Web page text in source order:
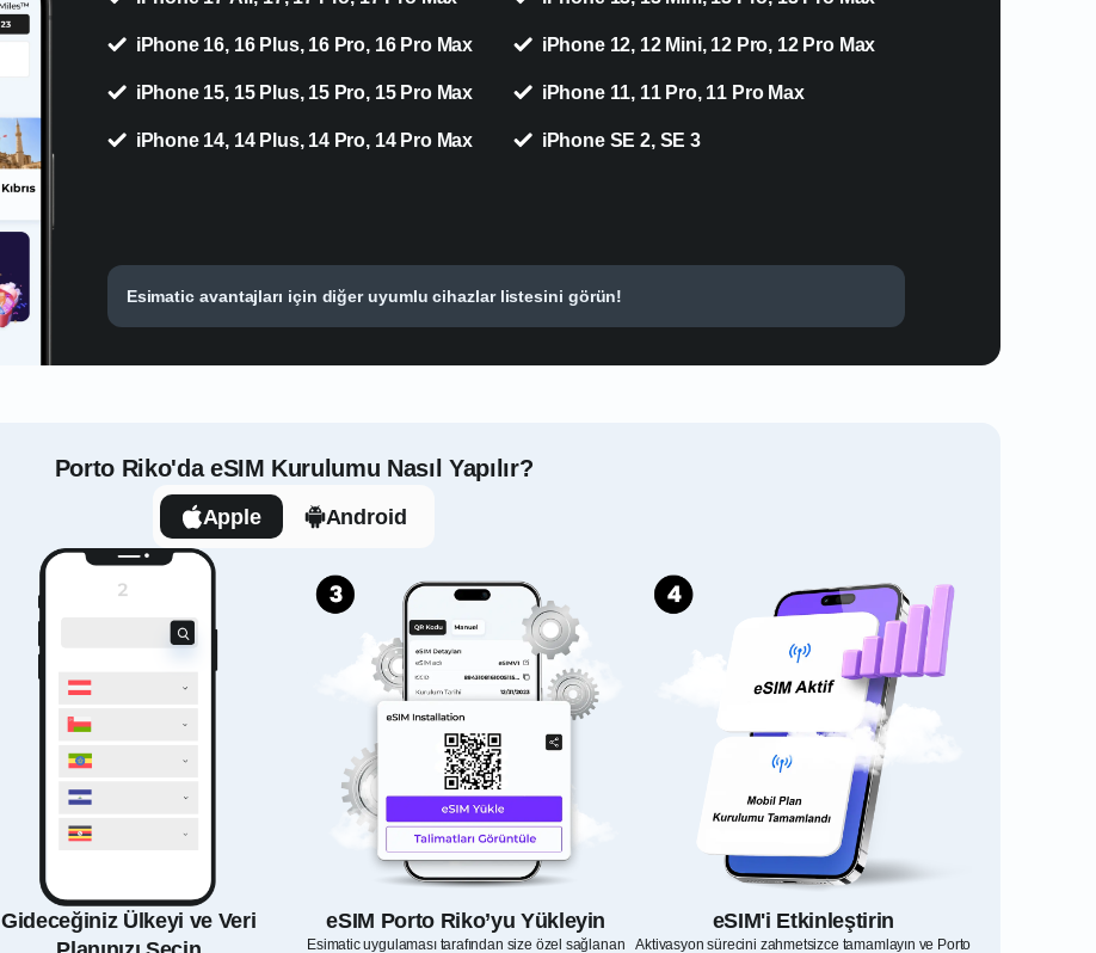
iPhone 16, 16 Plus, 16 Pro, 16 Pro Max
iPhone 15, 15 Plus, 15 Pro, 15 Pro Max
iPhone 14, 14 Plus, 14 Pro, 14 Pro Max
iPhone 12, 12 Mini, 12 Pro, 12 Pro Max
iPhone 11, 11 Pro, 11 Pro Max
iPhone SE 2, SE 3
Esimatic avantajları için diğer uyumlu cihazlar listesini görün!
Porto Riko'da eSIM Kurulumu Nasıl Yapılır?
Apple Android
Gideceğiniz Ülkeyi ve Veri
eSIM Porto Riko’yu Yükleyin
Esimatic uygulaması tarafından size özel sağlanan
eSIM'i Etkinleştirin
Aktivasyon sürecini zahmetsizce tamamlayın ve Porto